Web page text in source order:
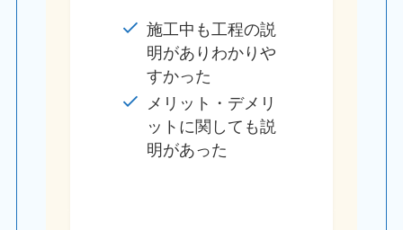
施工中も工程の説
明がありわかりや
すかった
メリット・デメリ
ットに関しても説
明があった